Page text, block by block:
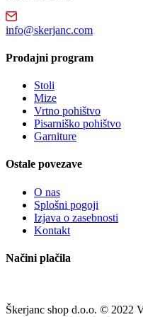
info@skerjanc.com
Prodajni program
Stoli
Mize
Vrtno pohištvo
Pisarniško pohištvo
Garniture
Ostale povezave
O nas
Splošni pogoji
Izjava o zasebnosti
Kontakt
Načini plačila
Škerjanc shop d.o.o. © 2022